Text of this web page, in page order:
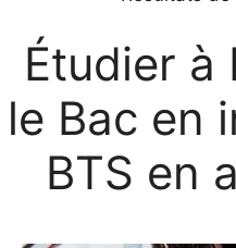
Étudier à
le Bac en
BTS en